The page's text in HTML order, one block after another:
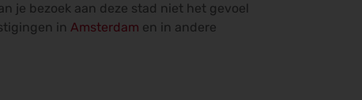
je bezoek aan deze stad niet het gevoel
in Amsterdam en in andere